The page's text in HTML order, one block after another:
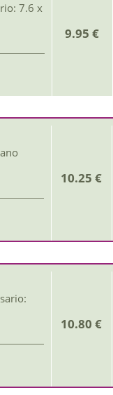
7.6 x
9.95 €
10.25 €
10.80 €